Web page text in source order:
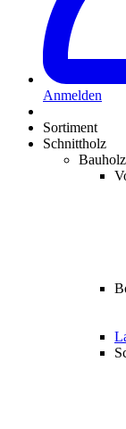
Anmelden
Sortiment
Schnittholz
Bauholz